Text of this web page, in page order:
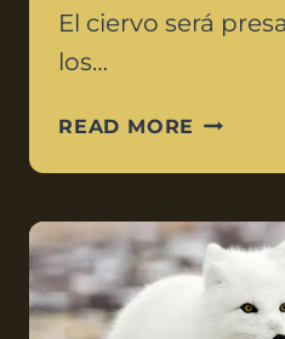
El ciervo será
los…
READ MORE